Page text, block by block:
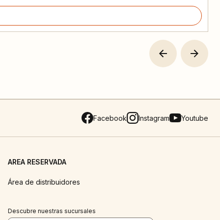
Facebook Instagram Youtube
AREA RESERVADA
Área de distribuidores
Descubre nuestras sucursales